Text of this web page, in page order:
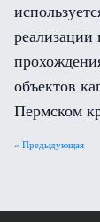
объектов
Пермском
« Предыдующая